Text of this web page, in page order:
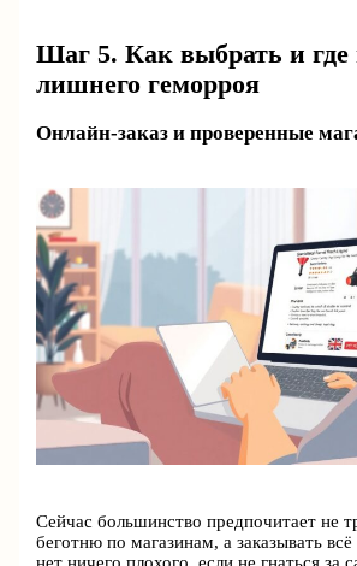
Шаг 5. Как выбрать и где
лишнего геморроя
Онлайн-заказ и проверенные
Сейчас большинство предпочитает не
беготню по магазинам, а заказывать